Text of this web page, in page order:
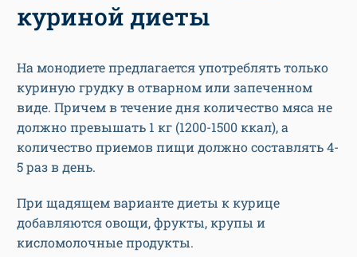
куриной диеты
На монодиете предлагается употреблять только
куриную грудку в отварном или запеченном
виде. Причем в течение дня количество мяса не
должно превышать 1 кг (1200-1500 ккал), а
количество приемов пищи должно составлять 4-
5 раз в день.
При щадящем варианте диеты к курице
добавляются овощи, фрукты, крупы и
кисломолочные продукты.